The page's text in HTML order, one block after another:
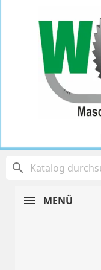
search
MENÜ